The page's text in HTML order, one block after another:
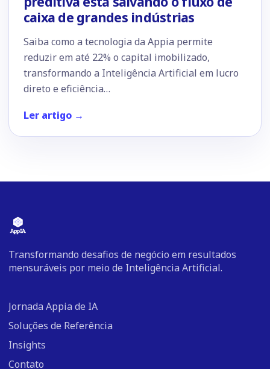
caixa de grandes indústrias
Saiba como a tecnologia da Appia permite
reduzir em até 22% o capital imobilizado,
transformando a Inteligência Artificial em lucro
direto e eficiência…
Ler artigo →
Transformando desafios de negócio em resultados
mensuráveis por meio de Inteligência Artificial.
Jornada Appia de IA
Soluções de Referência
Insights
Contato